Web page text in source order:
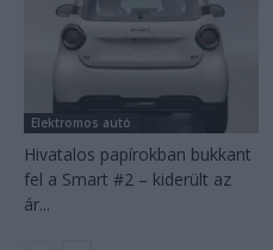
Elektromos autó
Hivatalos papírokban bukkant
fel a Smart #2 – kiderült az
ár...